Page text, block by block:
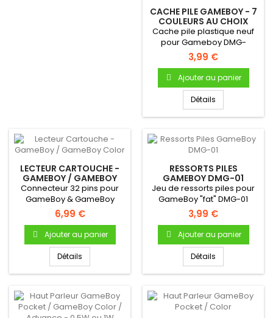
CACHE PILE GAMEBOY - 7
COULEURS AU CHOIX
Cache pile plastique neuf
pour Gameboy DMG-
01Cache pile en plastique
Pour...
3,99 €
Ajouter au panier
Détails
LECTEUR CARTOUCHE -
GAMEBOY / GAMEBOY
COLOR
Connecteur 32 pins pour
GameBoy & GameBoy
Color Permet la lecture
des...
6,99 €
Ajouter au panier
Détails
RESSORTS PILES
GAMEBOY DMG-01
Jeu de ressorts piles pour
GameBoy "fat" DMG-01
3,99 €
Ajouter au panier
Détails